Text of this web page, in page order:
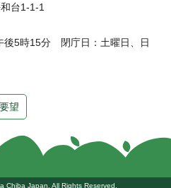
台1-1-1
後5時15分 閉庁日：土曜日、日
望
Chiba Japan, All Rights Reserved.